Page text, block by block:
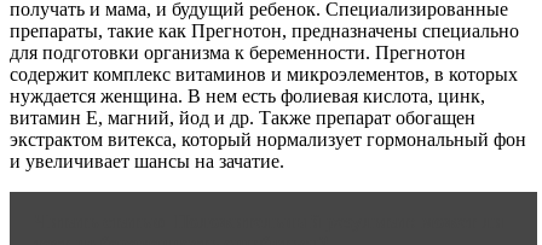
получать и мама, и будущий ребенок. Специализированные
препараты, такие как Прегнотон, предназначены специально
для подготовки организма к беременности. Прегнотон
содержит комплекс витаминов и микроэлементов, в которых
нуждается женщина. В нем есть фолиевая кислота, цинк,
витамин Е, магний, йод и др. Также препарат обогащен
экстрактом витекса, который нормализует гормональный фон
и увеличивает шансы на зачатие.